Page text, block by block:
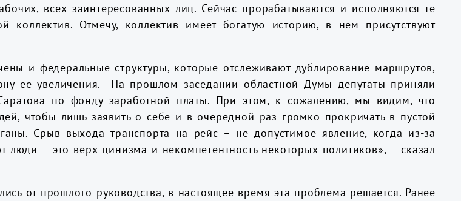
всех заинтересованных лиц. Сейчас прорабатываются и исполняются те
коллектив. Отмечу, коллектив имеет богатую историю, в нем присутствуют
и федеральные структуры, которые отслеживают дублирование маршрутов,
ее увеличения. На прошлом заседании областной Думы депутаты приняли
по фонду заработной платы. При этом, к сожалению, мы видим, что
чтобы лишь заявить о себе и в очередной раз громко прокричать в пустой
Срыв выхода транспорта на рейс – не допустимое явление, когда из-за
– это верх цинизма и некомпетентность некоторых политиков», – сказал
от прошлого руководства, в настоящее время эта проблема решается. Ранее